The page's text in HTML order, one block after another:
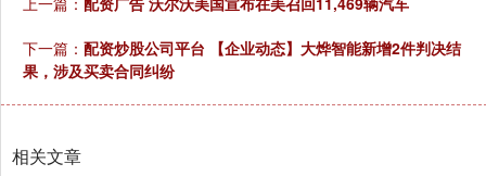
下一篇： 配资炒股公司平台 【企业动态】大烨智能新增2件判决结
果，涉及买卖合同纠纷
相关文章